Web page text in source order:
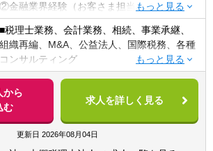
②金融業界経験（お客さま担当）3年以上
③社会人経験（業界等問わず）2年以上 か
つ 税理士科目1科目以上の取得者
④税理士
⑤公認会計士
※税務業務未経験会計士の方も歓迎いたしま
す！！
【求める人物像】
■税務・会計にとどまらず、総合的な観点か
■税理士業務、会計業務、相続、事業承継、
組織再編、M&A、公益法人、国際税務、各種
コンサルティング
【法人全体の特色】
■業界トップレベルの規模でお客様に対して
サービス提供しています。
■チーム連携：税理士、公認会計士、中小企
業診断士など、税務・会計に関わる様々な分
から
む
求人を詳しく見る
更新日 2026年08月04日